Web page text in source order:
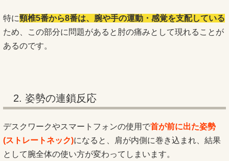
特に頸椎5番から8番は、腕や手の運動・感覚を支配している
ため、この部分に問題があると肘の痛みとして現れることが
あるのです。
2. 姿勢の連鎖反応
デスクワークやスマートフォンの使用で首が前に出た姿勢
(ストレートネック)になると、肩が内側に巻き込まれ、結果
として腕全体の使い方が変わってしまいます。